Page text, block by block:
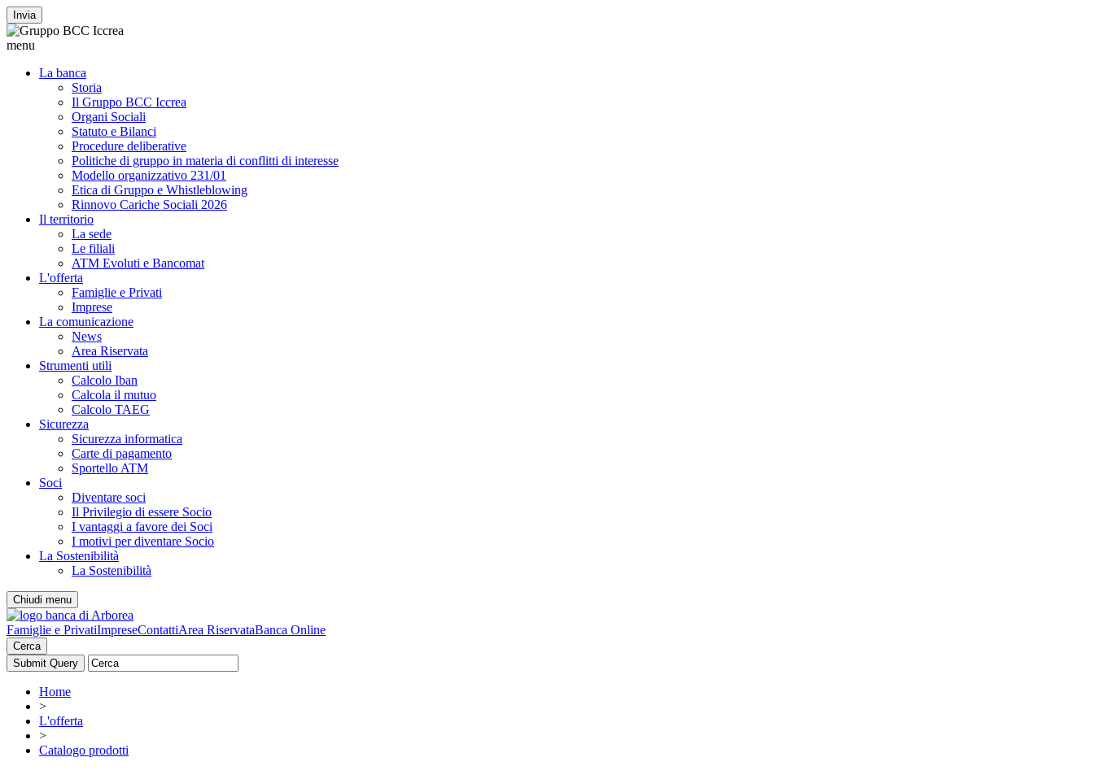
Invia
menu
La banca
Storia
Il Gruppo BCC Iccrea
Organi Sociali
Statuto e Bilanci
Procedure deliberative
Politiche di gruppo in materia di conflitti di interesse
Modello organizzativo 231/01
Etica di Gruppo e Whistleblowing
Rinnovo Cariche Sociali 2026
Il territorio
La sede
Le filiali
ATM Evoluti e Bancomat
L'offerta
Famiglie e Privati
Imprese
La comunicazione
News
Area Riservata
Strumenti utili
Calcolo Iban
Calcola il mutuo
Calcolo TAEG
Sicurezza
Sicurezza informatica
Carte di pagamento
Sportello ATM
Soci
Diventare soci
Il Privilegio di essere Socio
I vantaggi a favore dei Soci
I motivi per diventare Socio
La Sostenibilità
La Sostenibilità
Chiudi menu
Famiglie e PrivatiImpreseContattiArea RiservataBanca Online
Cerca
Home
>
L'offerta
>
Catalogo prodotti